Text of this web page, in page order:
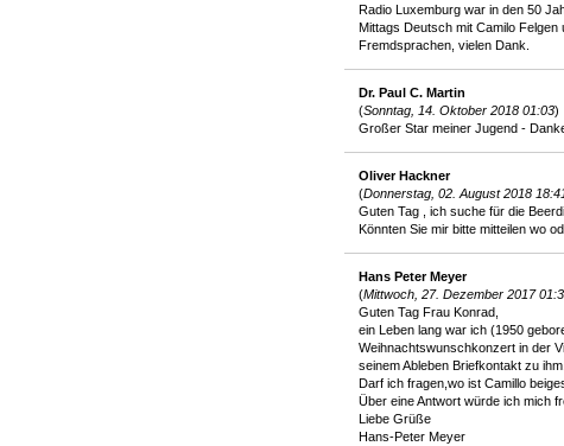
Radio Luxemburg war in den 50
Mittags Deutsch mit Camilo
Fremdsprachen, vielen Dank.
Dr. Paul C. Martin
(Sonntag, 14. Oktober 2018 01:03)
Großer Star meiner Jugend -
Oliver Hackner
(Donnerstag, 02. August 2018
Guten Tag , ich suche für die
Könnten Sie mir bitte mitteilen wo
Hans Peter Meyer
(Mittwoch, 27. Dezember 2017
Guten Tag Frau Konrad,
ein Leben lang war ich (1950
Weihnachtswunschkonzert in der
seinem Ableben Briefkontakt zu
Darf ich fragen,wo ist Camillo
Über eine Antwort würde ich mich
Liebe Grüße
Hans-Peter Meyer